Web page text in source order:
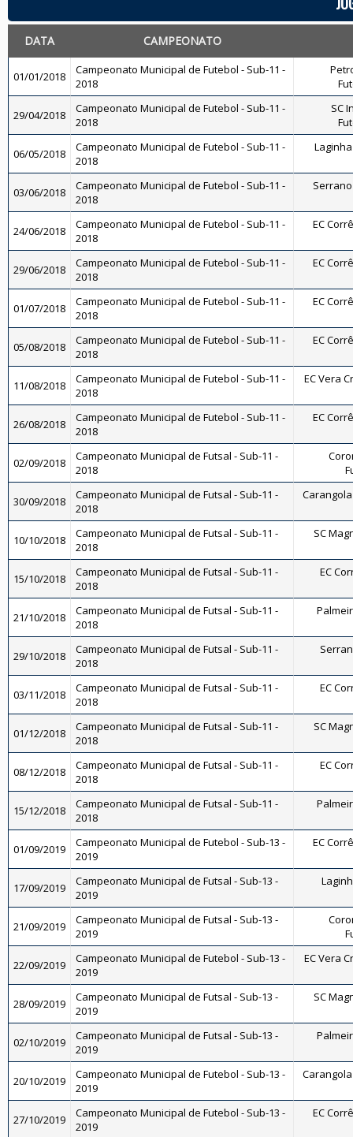
DATA CAMPEONATO
01/01/2018
Campeonato Municipal de Futebol - Sub-11 -
2018
29/04/2018
Campeonato Municipal de Futebol - Sub-11 -
2018
SC
06/05/2018
Campeonato Municipal de Futebol - Sub-11 -
2018
Laginha
03/06/2018
Campeonato Municipal de Futebol - Sub-11 -
2018
Serrano
24/06/2018
Campeonato Municipal de Futebol - Sub-11 -
2018
EC
29/06/2018
Campeonato Municipal de Futebol - Sub-11 -
2018
EC
01/07/2018
Campeonato Municipal de Futebol - Sub-11 -
2018
EC
05/08/2018
Campeonato Municipal de Futebol - Sub-11 -
2018
EC
11/08/2018
Campeonato Municipal de Futebol - Sub-11 -
2018
EC Vera
26/08/2018
Campeonato Municipal de Futebol - Sub-11 -
2018
EC
02/09/2018
Campeonato Municipal de Futsal - Sub-11 -
2018
30/09/2018
Campeonato Municipal de Futsal - Sub-11 -
2018
Carangola
10/10/2018
Campeonato Municipal de Futsal - Sub-11 -
2018
SC
15/10/2018
Campeonato Municipal de Futsal - Sub-11 -
2018
EC
21/10/2018
Campeonato Municipal de Futsal - Sub-11 -
2018
29/10/2018
Campeonato Municipal de Futsal - Sub-11 -
2018
03/11/2018
Campeonato Municipal de Futsal - Sub-11 -
2018
EC
01/12/2018
Campeonato Municipal de Futsal - Sub-11 -
2018
SC
08/12/2018
Campeonato Municipal de Futsal - Sub-11 -
2018
EC
15/12/2018
Campeonato Municipal de Futsal - Sub-11 -
2018
01/09/2019
Campeonato Municipal de Futebol - Sub-13 -
2019
EC
17/09/2019
Campeonato Municipal de Futsal - Sub-13 -
2019
21/09/2019
Campeonato Municipal de Futsal - Sub-13 -
2019
22/09/2019
Campeonato Municipal de Futebol - Sub-13 -
2019
EC Vera
28/09/2019
Campeonato Municipal de Futsal - Sub-13 -
2019
SC
02/10/2019
Campeonato Municipal de Futsal - Sub-13 -
2019
20/10/2019
Campeonato Municipal de Futebol - Sub-13 -
2019
Carangola
27/10/2019
Campeonato Municipal de Futebol - Sub-13 -
2019
EC